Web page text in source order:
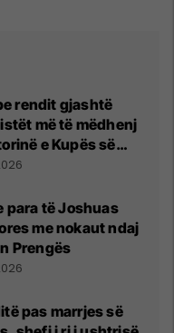
rendit gjashtë
më të mëdhenj
e Kupës së
mbetet i dyti
para të Joshuas
me nokaut ndaj
Prengës
pas marrjes së